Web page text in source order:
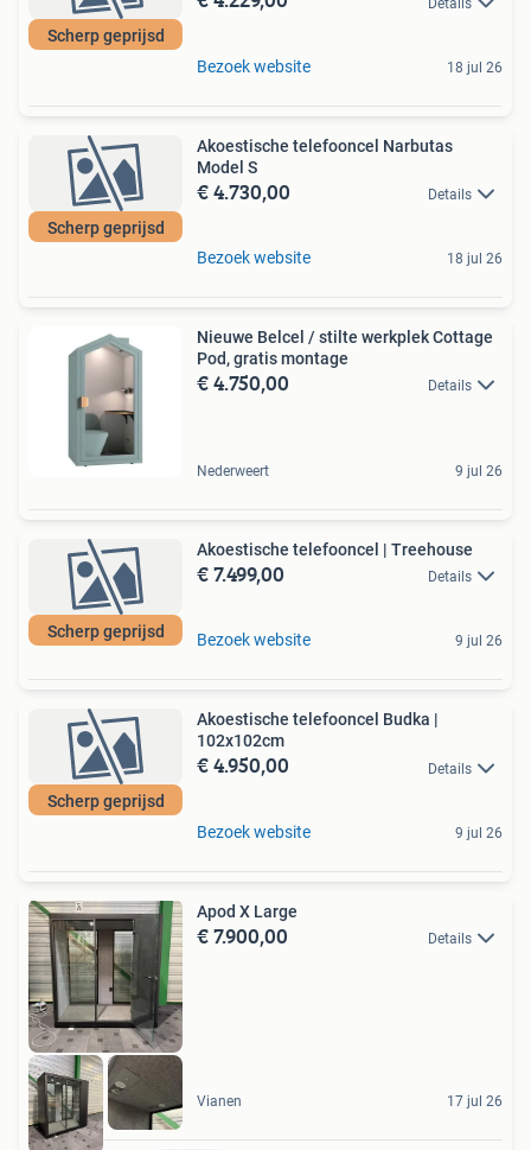
Scherp geprijsd
Bezoek website 18 jul 26
Scherp geprijsd
Akoestische telefooncel Narbutas
Model S
€ 4.730,00 Details
Bezoek website 18 jul 26
Nieuwe Belcel / stilte werkplek Cottage
Pod, gratis montage
€ 4.750,00 Details
Nederweert 9 jul 26
Scherp geprijsd
Akoestische telefooncel | Treehouse
€ 7.499,00 Details
Bezoek website 9 jul 26
Scherp geprijsd
Akoestische telefooncel Budka |
102x102cm
€ 4.950,00 Details
Bezoek website 9 jul 26
Apod X Large
€ 7.900,00 Details
Vianen 17 jul 26